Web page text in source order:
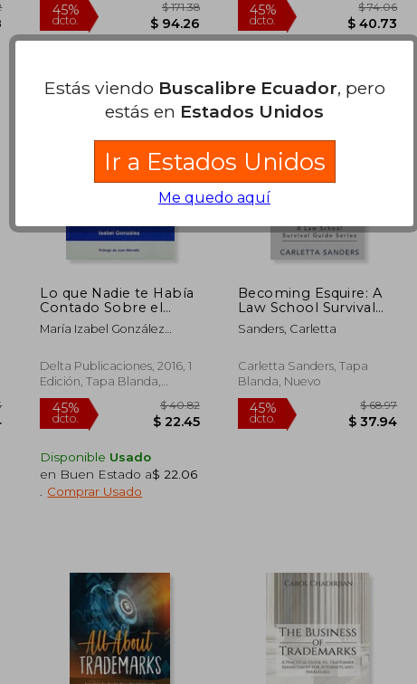
$ 48.58 dcto. $ 94.26 dcto.
Lo que Nadie te Había
Contado Sobre el
Neuromarketing y las
Marcas
María Izabel González
Delta Publicaciones, 2016, 1
Edición, Tapa Blanda,
Nuevo
45%
dcto.
Disponible Usado
en Buen Estado a$ 22.06
Comprar Usado
Becoming Esquire: A
Law School Survival
Guide Series (en
Inglés)
Sanders, Carletta
Carletta Sanders, Tapa
Blanda, Nuevo
45%
dcto.
Estás viendo Buscalibre Ecuador, pero
estás en Estados Unidos
Ir a Estados Unidos
Me quedo aquí